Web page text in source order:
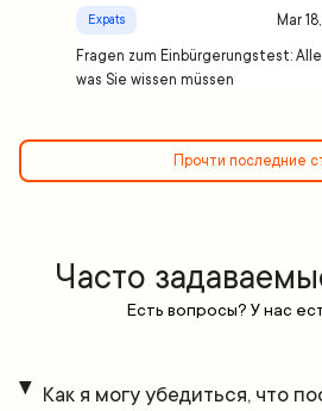
Expats Mar
Fragen zum Einbürgerungstest:
was Sie wissen müssen
Прочти последние
Часто
Есть вопросы? У нас
Как я могу убедиться, что